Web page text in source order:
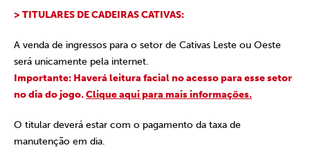
> TITULARES DE CADEIRAS CATIVAS:
A venda de ingressos para o setor de Cativas Leste ou Oeste
será unicamente pela internet.
Importante: Haverá leitura facial no acesso para esse setor
no dia do jogo.Clique aqui para mais informações.
O titular deverá estar com o pagamento da taxa de
manutenção em dia.